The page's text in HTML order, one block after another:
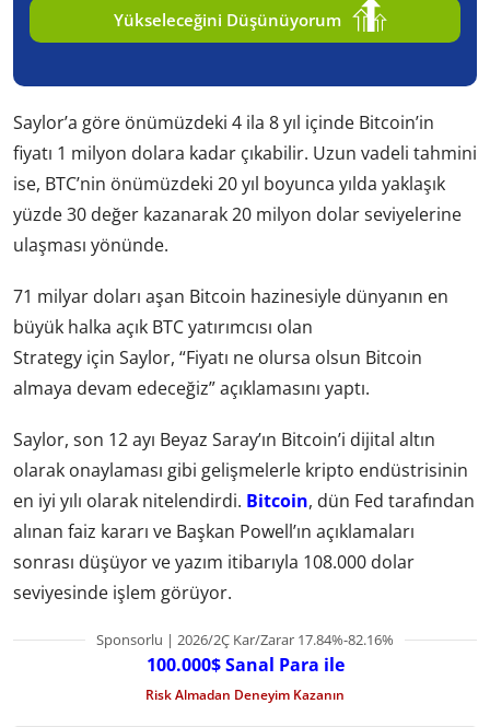
Yükseleceğini Düşünüyorum
Saylor’a göre önümüzdeki 4 ila 8 yıl içinde Bitcoin’in
fiyatı 1 milyon dolara kadar çıkabilir. Uzun vadeli tahmini
ise, BTC’nin önümüzdeki 20 yıl boyunca yılda yaklaşık
yüzde 30 değer kazanarak 20 milyon dolar seviyelerine
ulaşması yönünde.
71 milyar doları aşan Bitcoin hazinesiyle dünyanın en
büyük halka açık BTC yatırımcısı olan
Strategy için Saylor, “Fiyatı ne olursa olsun Bitcoin
almaya devam edeceğiz” açıklamasını yaptı.
Saylor, son 12 ayı Beyaz Saray’ın Bitcoin’i dijital altın
olarak onaylaması gibi gelişmelerle kripto endüstrisinin
en iyi yılı olarak nitelendirdi. Bitcoin, dün Fed tarafından
alınan faiz kararı ve Başkan Powell’ın açıklamaları
sonrası düşüyor ve yazım itibarıyla 108.000 dolar
seviyesinde işlem görüyor.
Sponsorlu | 2026/2Ç Kar/Zarar 17.84%-82.16%
100.000$ Sanal Para ile
Risk Almadan Deneyim Kazanın